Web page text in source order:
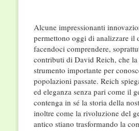
Alcune impressionanti
permettono oggi di analizzare il
facendoci comprendere,
contributi di David Reich, che la
strumento importante per
popolazioni passate. Reich
ed eleganza senza pari come il
contenga in sé la storia della
inoltre come la rivoluzione del
antico stiano trasformando la